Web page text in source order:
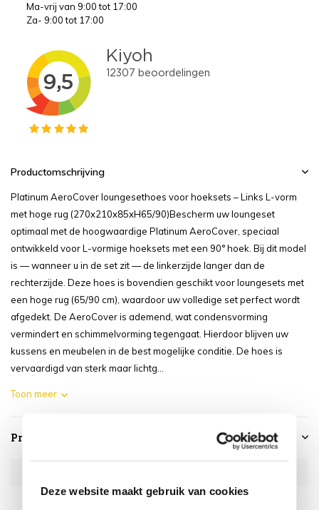
Deze website maakt gebruik van cookies
Ma-vrij van 9:00 tot 17:00
Za- 9:00 tot 17:00
Productomschrijving
Platinum AeroCover loungesethoes voor hoeksets – Links L-vorm
met hoge rug (270x210x85xH65/90)Bescherm uw loungeset
optimaal met de hoogwaardige Platinum AeroCover, speciaal
ontwikkeld voor L-vormige hoeksets met een 90° hoek. Bij dit model
is — wanneer u in de set zit — de linkerzijde langer dan de
rechterzijde. Deze hoes is bovendien geschikt voor loungesets met
een hoge rug (65/90 cm), waardoor uw volledige set perfect wordt
afgedekt. De AeroCover is ademend, wat condensvorming
vermindert en schimmelvorming tegengaat. Hierdoor blijven uw
kussens en meubelen in de best mogelijke conditie. De hoes is
vervaardigd van sterk maar lichtg...
Toon meer
Productspecificaties
AE7990